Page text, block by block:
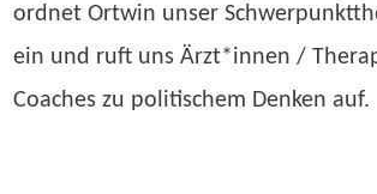
ordnet Ortwin unser
ein und ruft uns Ärzt*innen /
Coaches zu politischem Denken auf.